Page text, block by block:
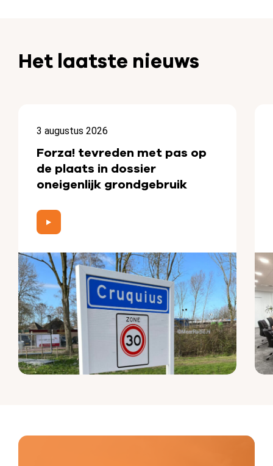
Het laatste nieuws
3 augustus 2026
Forza! tevreden met pas op
de plaats in dossier
oneigenlijk grondgebruik